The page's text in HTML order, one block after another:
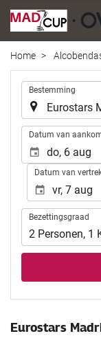
Home
Bestemming
Datum van
Datum van
Bezettingsgraad
Bezettingsgraad
2 Personen, 1
Eurostars